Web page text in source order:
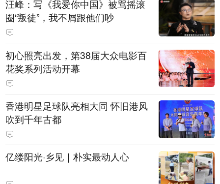
汪峰：写《我爱你中国》被骂摇滚
圈“叛徒”，我不屑跟他们吵
初心照亮出发，第38届大众电影百
花奖系列活动开幕
香港明星足球队亮相大同 怀旧港风
吹到千年古都
亿缕阳光·乡见｜朴实最动人心